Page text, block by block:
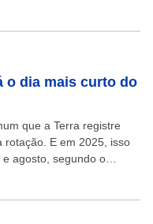
o dia mais curto do
que a Terra registre
rotação. E em 2025, isso
agosto, segundo o